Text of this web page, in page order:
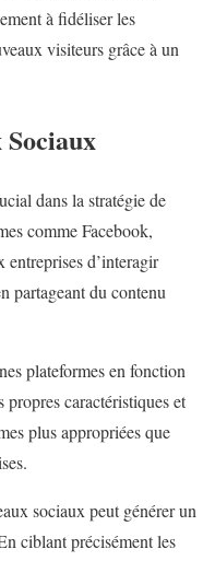
à fidéliser les
visiteurs grâce à un
dans la stratégie de
comme Facebook,
d’interagir
partageant du contenu
plateformes en fonction
propres caractéristiques et
plus appropriées que
sociaux peut générer un
ciblant précisément les